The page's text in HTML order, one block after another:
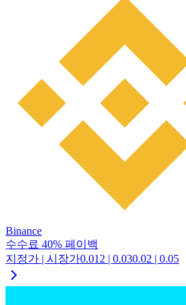
Binance
수수료 40% 페이백
지정가 | 시장가0.012 | 0.030.02 | 0.05